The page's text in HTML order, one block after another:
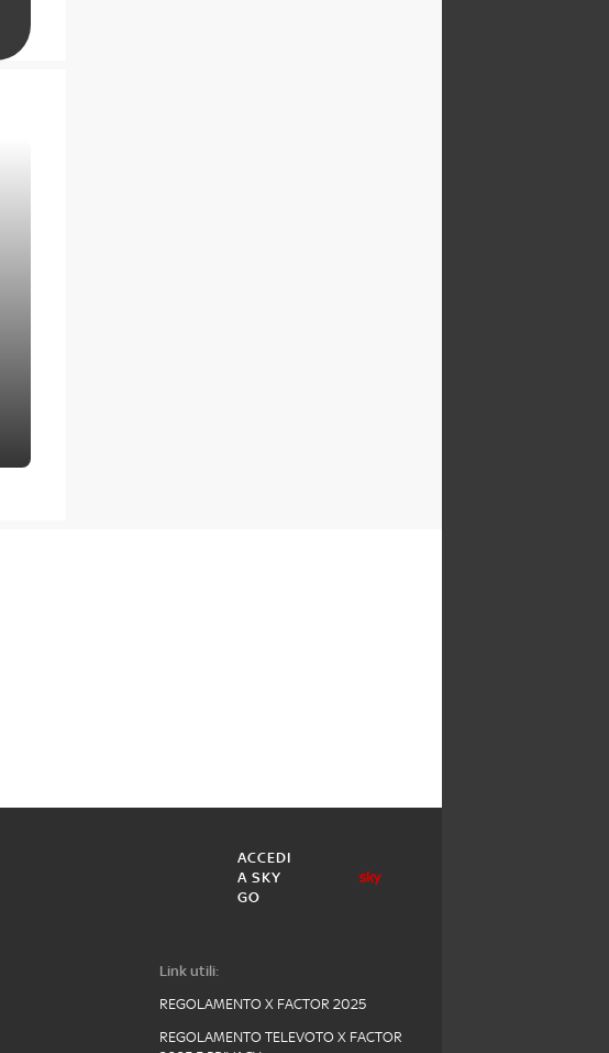
ACCEDI
A SKY
GO
Link utili:
REGOLAMENTO X FACTOR 2025
REGOLAMENTO TELEVOTO X FACTOR